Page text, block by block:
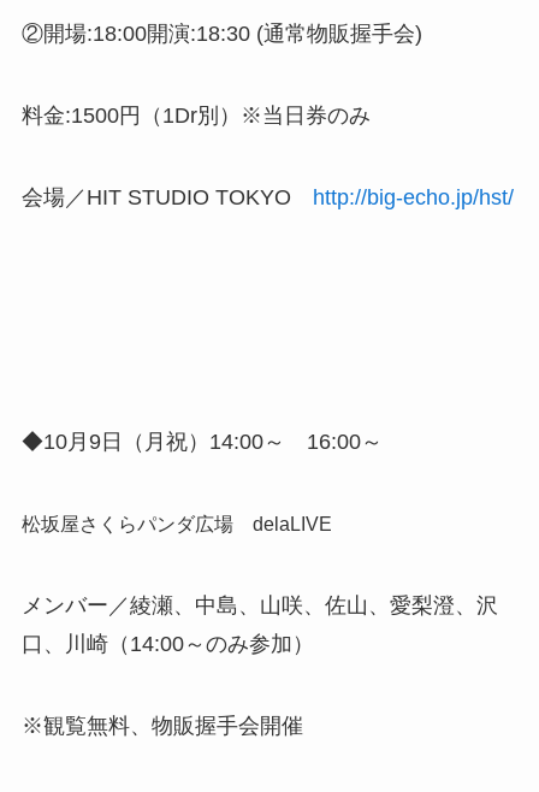
②開場:18:00開演:18:30 (通常物販握手会)
料金:1500円（1Dr別）※当日券のみ
会場／HIT STUDIO TOKYO http://big-echo.jp/hst/
◆10月9日（月祝）14:00～ 16:00～
松坂屋さくらパンダ広場 delaLIVE
メンバー／綾瀬、中島、山咲、佐山、愛梨澄、沢
口、川崎（14:00～のみ参加）
※観覧無料、物販握手会開催